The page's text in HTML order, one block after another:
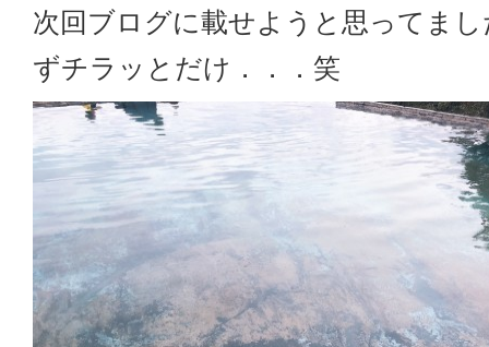
次回ブログに載せようと思ってま
ずチラッとだけ．．．笑